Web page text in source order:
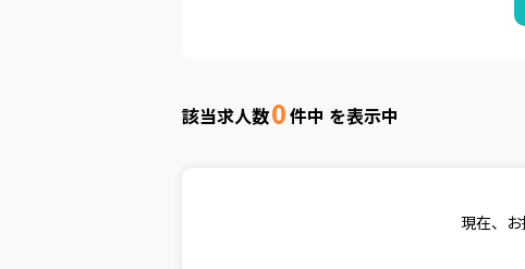
該当求人数0件中 を表示中
現在、お